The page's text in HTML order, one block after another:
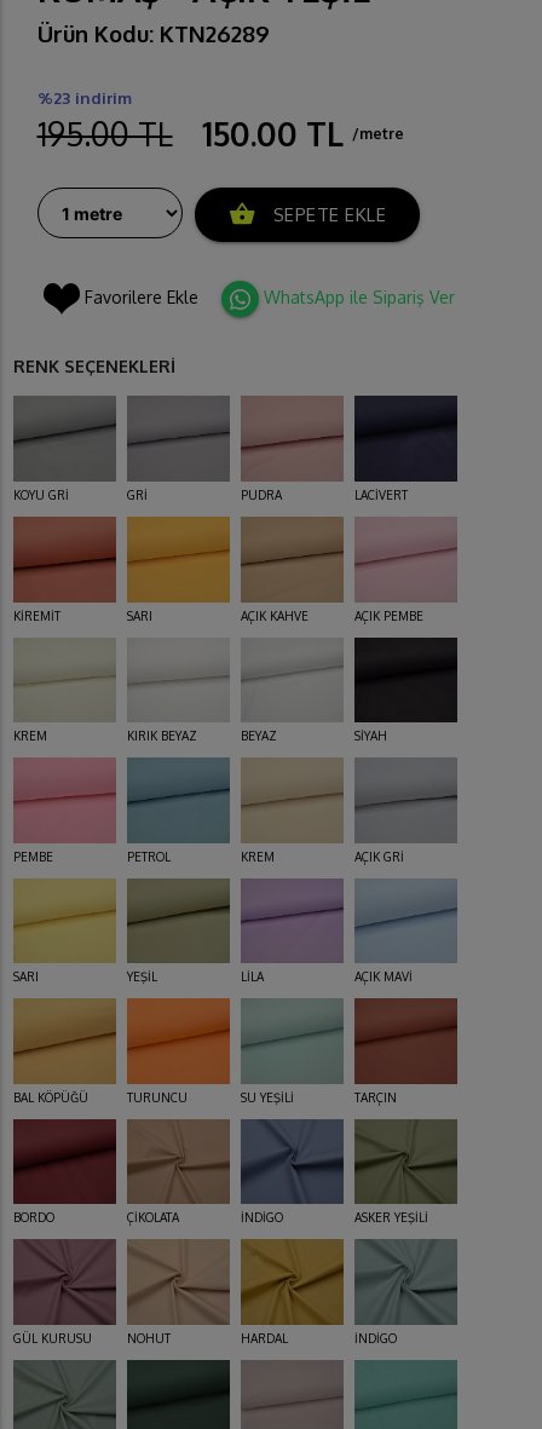
Ürün Kodu: KTN26289
%23 indirim
195.00 TL 150.00 TL /metre
shopping_basket SEPETE EKLE
Favorilere Ekle WhatsApp ile Sipariş Ver
RENK SEÇENEKLERİ
KOYU GRİ GRİ PUDRA LACİVERT
KİREMİT SARI AÇIK KAHVE AÇIK PEMBE
KREM KIRIK BEYAZ BEYAZ SİYAH
PEMBE PETROL KREM AÇIK GRİ
SARI YEŞİL LİLA AÇIK MAVİ
BAL KÖPÜĞÜ TURUNCU SU YEŞİLİ TARÇIN
BORDO ÇİKOLATA İNDİGO ASKER YEŞİLİ
GÜL KURUSU NOHUT HARDAL İNDİGO